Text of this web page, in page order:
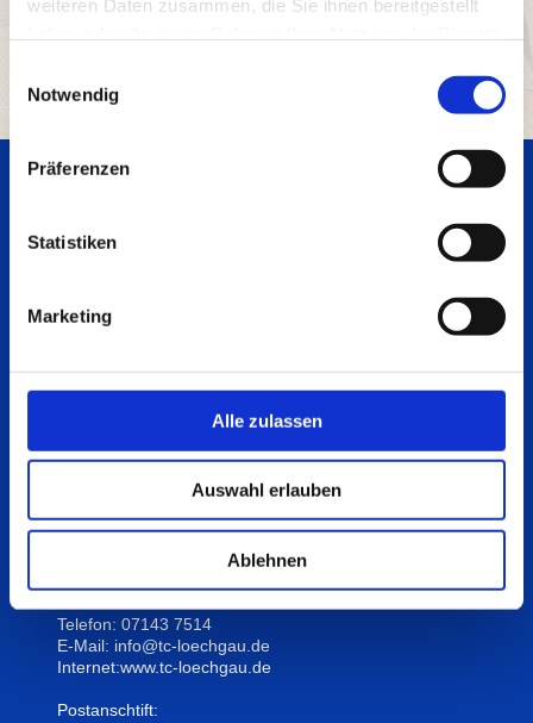
weiteren Daten zusammen, die Sie ihnen bereitgestellt
Notwendig
Präferenzen
Statistiken
Marketing
Alle zulassen
Auswahl erlauben
Ablehnen
Immer auf dem neuesten Stand mit der Seite Aktuelles ,
Ergebnisse der Verbandsrunden, Belegung der Plätze
durch Verbandsspiele und Training finden Sie auf der
Schauen Sie immer mal wieder vorbei.
Hier finden Sie uns:
Tennisclub Löchgau e.V.
Telefon: 07143 7514
E-Mail: info@tc-loechgau.de
Internet:www.tc-loechgau.de
Postanschtift: